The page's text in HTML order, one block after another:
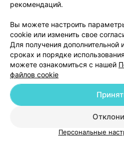
Обработка
© 2026 ООО «Артокс Лаб», УНП 191700409
Служба поддержки
рекомендаций.
Вы можете настроить
cookie или изменить свое
Для получения дополнительной
сроках и порядке
можете ознакомиться с нашей
файлов cookie
Персональные